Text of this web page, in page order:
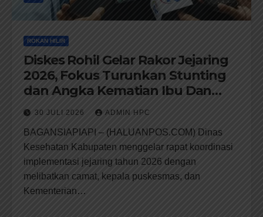
ROKAN HILIR
Diskes Rohil Gelar Rakor Jejaring
2026, Fokus Turunkan Stunting
dan Angka Kematian Ibu Dan
Bayi
30 JULI 2026 ADMIN HPC
BAGANSIAPIAPI – (HALUANPOS.COM) Dinas
Kesehatan Kabupaten menggelar rapat koordinasi
implementasi jejaring tahun 2026 dengan
melibatkan camat, kepala puskesmas, dan
Kementerian…